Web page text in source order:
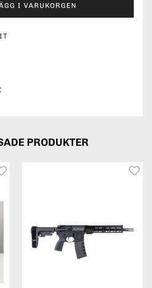
I VARUKORGEN
PRODUKTER